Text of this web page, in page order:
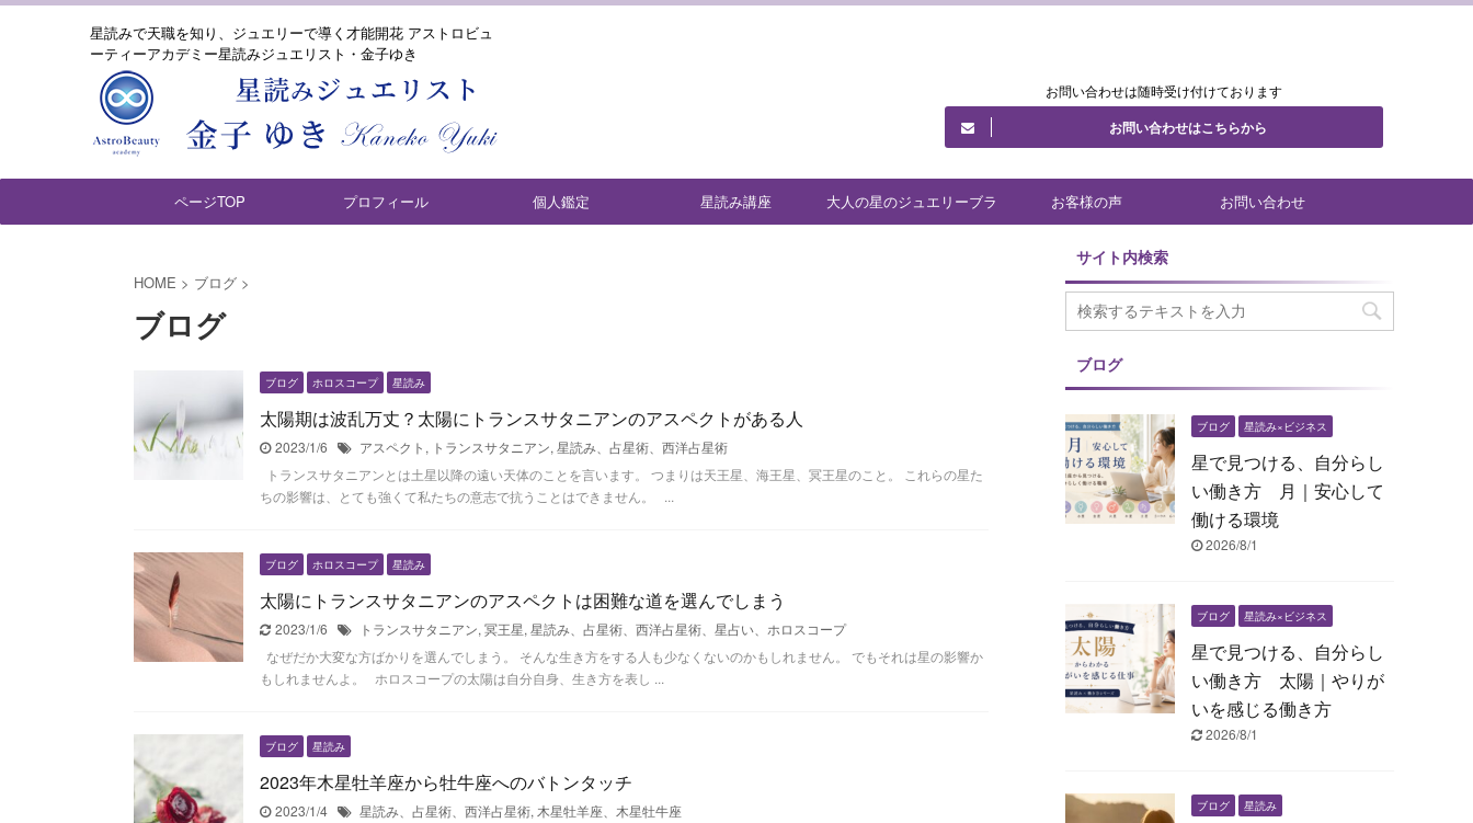
星読みで天職を知り、ジュエリーで導く才能開花 アストロビュ
ーティーアカデミー星読みジュエリスト・金子ゆき
お問い合わせは随時受け付けております
お問い合わせはこちらから
ページTOP プロフィール 個人鑑定 星読み講座 大人の星のジュエリーブラ お客様の声 お問い合わせ
HOME > ブログ >
ブログ
ブログ ホロスコープ 星読み
太陽期は波乱万丈？太陽にトランスサタニアンのアスペクトがある人
2023/1/6 アスペクト , トランスサタニアン, 星読み、占星術、西洋占星術
トランスサタニアンとは土星以降の遠い天体のことを言います。 つまりは天王星、海王星、冥王星のこと。 これらの星た
ちの影響は、とても強くて私たちの意志で抗うことはできません。 ...
ブログ ホロスコープ 星読み
太陽にトランスサタニアンのアスペクトは困難な道を選んでしまう
2023/1/6 トランスサタニアン, 冥王星, 星読み、占星術、西洋占星術、星占い、ホロスコープ
なぜだか大変な方ばかりを選んでしまう。 そんな生き方をする人も少なくないのかもしれません。 でもそれは星の影響か
もしれませんよ。 ホロスコープの太陽は自分自身、生き方を表し ...
ブログ 星読み
2023年木星牡羊座から牡牛座へのバトンタッチ
2023/1/4 星読み、占星術、西洋占星術, 木星牡羊座、木星牡牛座
サイト内検索
ブログ
ブログ 星読み×ビジネス
星で見つける、自分らし
い働き方 月｜安心して
働ける環境
2026/8/1
ブログ 星読み×ビジネス
星で見つける、自分らし
い働き方 太陽｜やりが
いを感じる働き方
2026/8/1
ブログ 星読み